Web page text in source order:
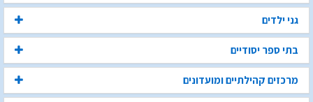
גני ילדים
בתי ספר יסודיים
מרכזים קהילתיים ומועדונים